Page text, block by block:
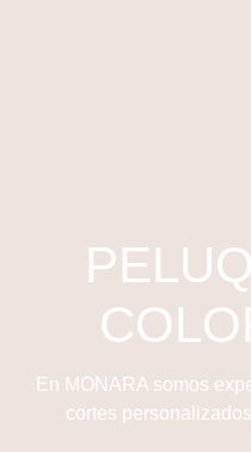
En MONARA somos
cortes